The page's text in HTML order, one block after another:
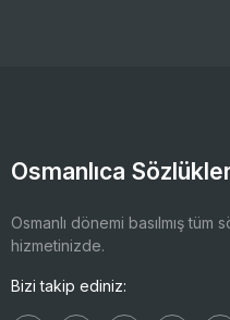
Osmanlıca
Osmanlı dönemi basılmış
hizmetinizde.
Bizi takip ediniz: